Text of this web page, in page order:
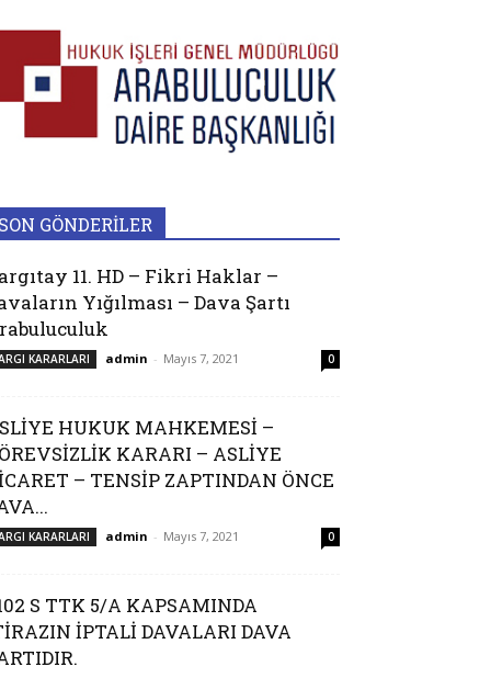
SON GÖNDERİLER
11. HD – Fikri Haklar –
Yığılması – Dava Şartı
KARARLARI admin - Mayıs 7, 2021 0
HUKUK MAHKEMESİ –
KARARI – ASLİYE
– TENSİP ZAPTINDAN ÖNCE
KARARLARI admin - Mayıs 7, 2021 0
S TTK 5/A KAPSAMINDA
İPTALİ DAVALARI DAVA